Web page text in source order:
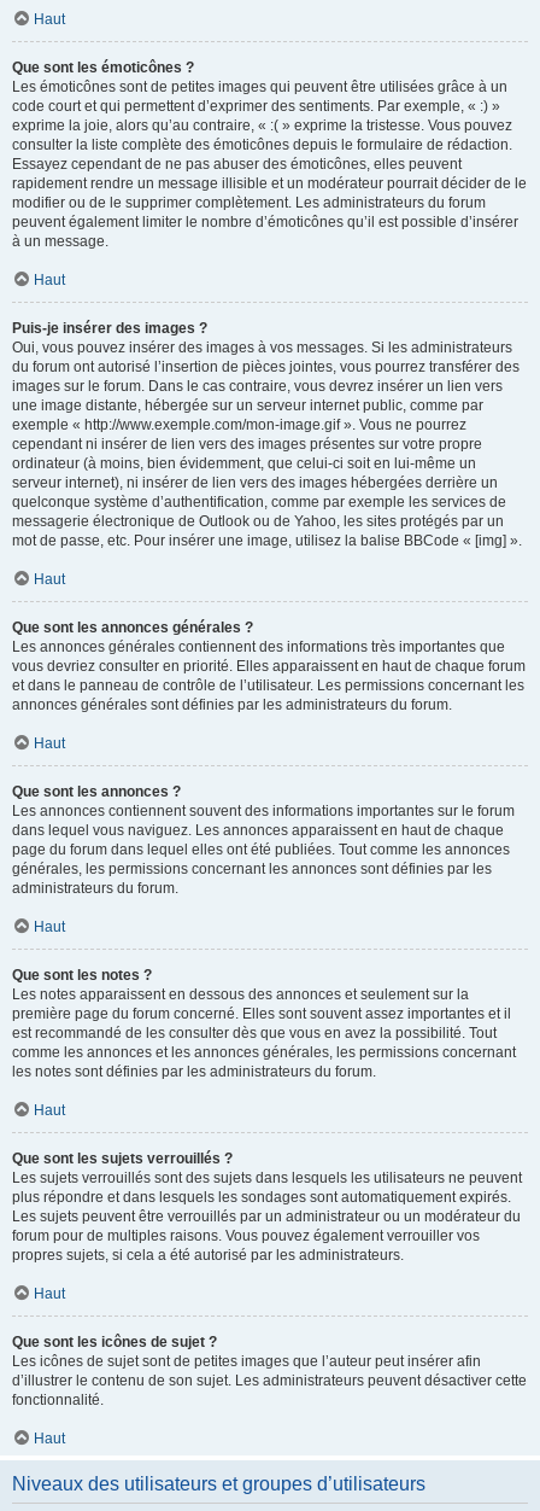
Haut
Que sont les émoticônes ?
Les émoticônes sont de petites images qui peuvent être utilisées grâce à un
code court et qui permettent d’exprimer des sentiments. Par exemple, « :) »
exprime la joie, alors qu’au contraire, « :( » exprime la tristesse. Vous pouvez
consulter la liste complète des émoticônes depuis le formulaire de rédaction.
Essayez cependant de ne pas abuser des émoticônes, elles peuvent
rapidement rendre un message illisible et un modérateur pourrait décider de le
modifier ou de le supprimer complètement. Les administrateurs du forum
peuvent également limiter le nombre d’émoticônes qu’il est possible d’insérer
à un message.
Haut
Puis-je insérer des images ?
Oui, vous pouvez insérer des images à vos messages. Si les administrateurs
du forum ont autorisé l’insertion de pièces jointes, vous pourrez transférer des
images sur le forum. Dans le cas contraire, vous devrez insérer un lien vers
une image distante, hébergée sur un serveur internet public, comme par
exemple « http://www.exemple.com/mon-image.gif ». Vous ne pourrez
cependant ni insérer de lien vers des images présentes sur votre propre
ordinateur (à moins, bien évidemment, que celui-ci soit en lui-même un
serveur internet), ni insérer de lien vers des images hébergées derrière un
quelconque système d’authentification, comme par exemple les services de
messagerie électronique de Outlook ou de Yahoo, les sites protégés par un
mot de passe, etc. Pour insérer une image, utilisez la balise BBCode « [img] ».
Haut
Que sont les annonces générales ?
Les annonces générales contiennent des informations très importantes que
vous devriez consulter en priorité. Elles apparaissent en haut de chaque forum
et dans le panneau de contrôle de l’utilisateur. Les permissions concernant les
annonces générales sont définies par les administrateurs du forum.
Haut
Que sont les annonces ?
Les annonces contiennent souvent des informations importantes sur le forum
dans lequel vous naviguez. Les annonces apparaissent en haut de chaque
page du forum dans lequel elles ont été publiées. Tout comme les annonces
générales, les permissions concernant les annonces sont définies par les
administrateurs du forum.
Haut
Que sont les notes ?
Les notes apparaissent en dessous des annonces et seulement sur la
première page du forum concerné. Elles sont souvent assez importantes et il
est recommandé de les consulter dès que vous en avez la possibilité. Tout
comme les annonces et les annonces générales, les permissions concernant
les notes sont définies par les administrateurs du forum.
Haut
Que sont les sujets verrouillés ?
Les sujets verrouillés sont des sujets dans lesquels les utilisateurs ne peuvent
plus répondre et dans lesquels les sondages sont automatiquement expirés.
Les sujets peuvent être verrouillés par un administrateur ou un modérateur du
forum pour de multiples raisons. Vous pouvez également verrouiller vos
propres sujets, si cela a été autorisé par les administrateurs.
Haut
Que sont les icônes de sujet ?
Les icônes de sujet sont de petites images que l’auteur peut insérer afin
d’illustrer le contenu de son sujet. Les administrateurs peuvent désactiver cette
fonctionnalité.
Haut
Niveaux des utilisateurs et groupes d’utilisateurs